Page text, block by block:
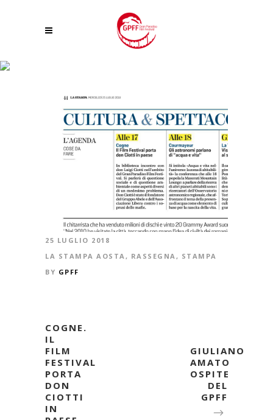
25 LUGLIO 2018
LA STAMPA AOSTA, RASSEGNA, STAMPA
BY GPFF
COGNE.
IL
FILM
FESTIVAL
PORTA
DON
CIOTTI
IN
GIULIANO
AMATO
OSPITE
DEL
GPFF